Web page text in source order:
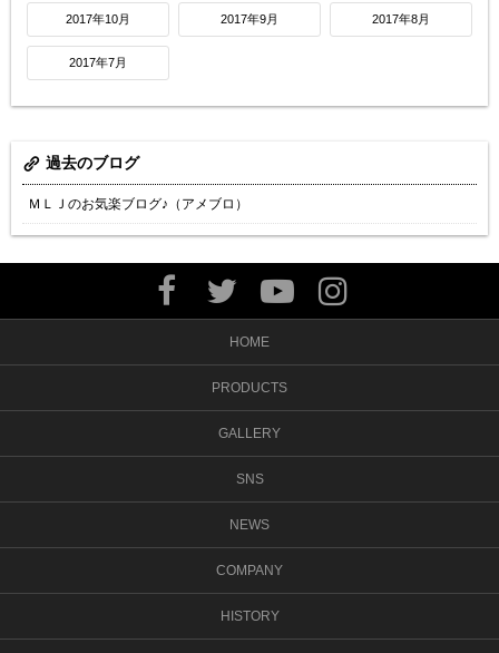
2017年10月 2017年9月 2017年8月
2017年7月
過去のブログ
ＭＬＪのお気楽ブログ♪（アメブロ）
HOME
PRODUCTS
GALLERY
SNS
NEWS
COMPANY
HISTORY